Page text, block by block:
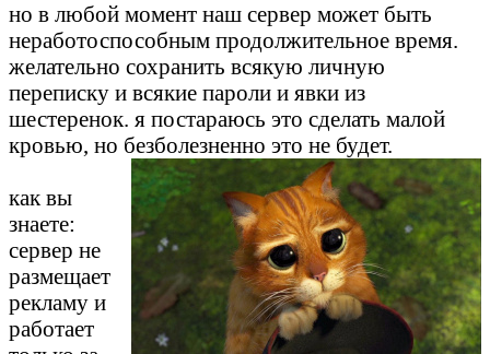
но в любой момент наш сервер может быть
неработоспособным продолжительное время.
желательно сохранить всякую личную
переписку и всякие пароли и явки из
шестеренок. я постараюсь это сделать малой
кровью, но безболезненно это не будет.
как вы
знаете:
сервер не
размещает
рекламу и
работает